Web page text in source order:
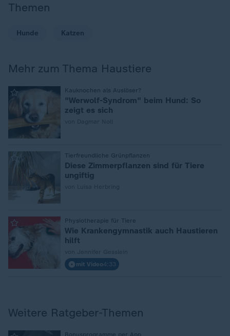
Themen
Hunde Katzen
Mehr zum Thema Haustiere
Kauknochen als Auslöser?
"Werwolf-Syndrom" beim Hund: So
zeigt es sich
Tierfreundliche Grünpflanzen
Diese Zimmerpflanzen sind für Tiere
ungiftig
Physiotherapie für Tiere
Wie Krankengymnastik auch Haustieren
hilft
mit Video4:33
Weitere Ratgeber-Themen
Bonusprogramme per App